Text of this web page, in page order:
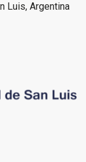
Luis, Argentina